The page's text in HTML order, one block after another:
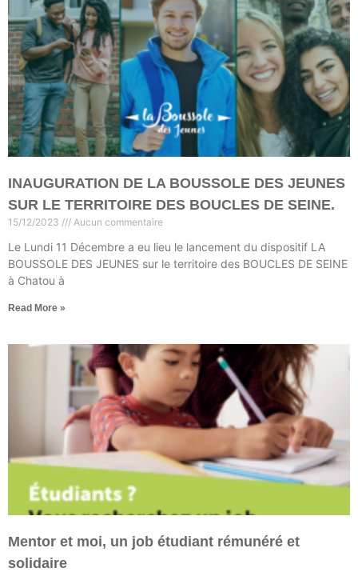
INAUGURATION DE LA BOUSSOLE DES JEUNES
SUR LE TERRITOIRE DES BOUCLES DE SEINE.
15/12/2023 Aucun commentaire
Le Lundi 11 Décembre a eu lieu le lancement du dispositif LA
BOUSSOLE DES JEUNES sur le territoire des BOUCLES DE SEINE
à Chatou à
Read More »
Mentor et moi, un job étudiant rémunéré et
solidaire